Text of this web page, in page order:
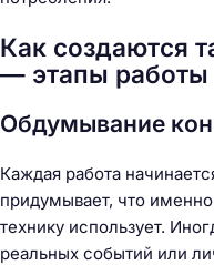
Как создаются
— этапы работы
Обдумывание
Каждая работа
придумывает, что
технику использует.
реальных событий или